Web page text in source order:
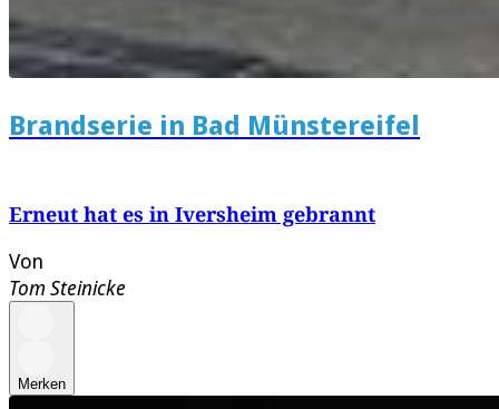
Brandserie in Bad Münstereifel
Erneut hat es in Iversheim gebrannt
Von
Tom Steinicke
Merken